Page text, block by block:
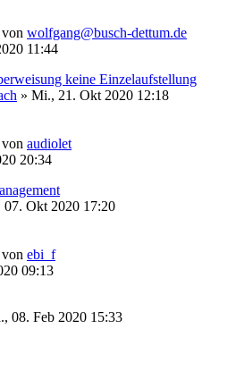
von wolfgang@busch-dettum.de
11:44
keine Einzelaufstellung
» Mi., 21. Okt 2020 12:18
von audiolet
20:34
Okt 2020 17:20
von ebi_f
09:13
08. Feb 2020 15:33